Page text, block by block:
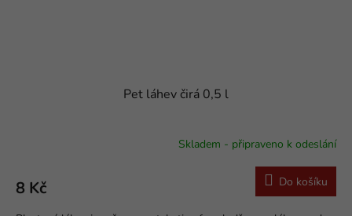
Pet láhev čirá 0,5 l
Skladem - připraveno k odeslání
8 Kč Do košíku